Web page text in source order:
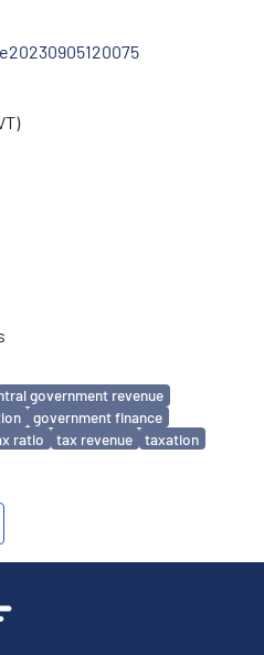
government revenue
government finance
ratio tax revenue taxation